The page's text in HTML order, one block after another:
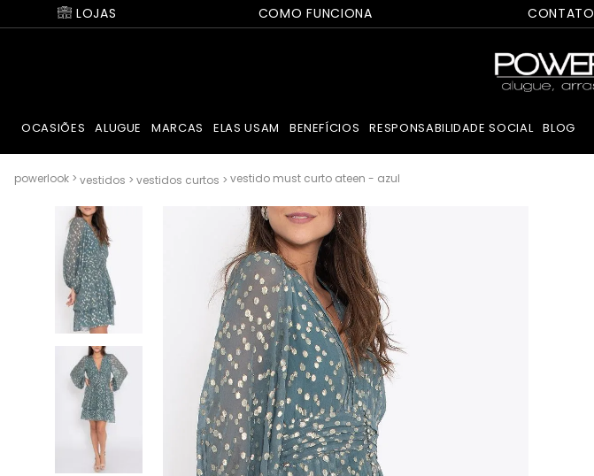
LOJAS COMO FUNCIONA CONTATO
OCASIÕES ALUGUE MARCAS ELAS USAM BENEFÍCIOS RESPONSABILIDADE SOCIAL BLOG
vestidos vestidos curtos vestido must curto ateen - azul